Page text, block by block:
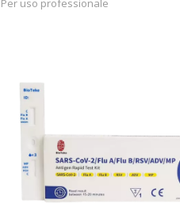
Per uso professionale